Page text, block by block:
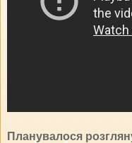
Планувалося